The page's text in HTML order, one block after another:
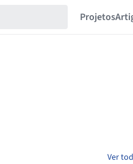
Projetos
Ver